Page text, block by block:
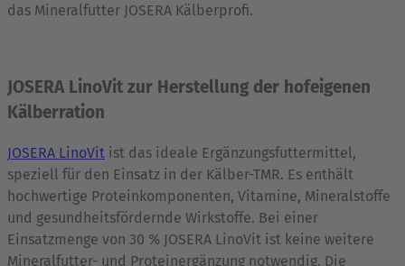
das Mineralfutter JOSERA Kälberprofi.
JOSERA LinoVit zur Herstellung der hofeigenen
Kälberration
JOSERA LinoVit ist das ideale Ergänzungsfuttermittel,
speziell für den Einsatz in der Kälber-TMR. Es enthält
hochwertige Proteinkomponenten, Vitamine, Mineralstoffe
und gesundheitsfördernde Wirkstoffe. Bei einer
Einsatzmenge von 30 % JOSERA LinoVit ist keine weitere
Mineralfutter- und Proteinergänzung notwendig. Die